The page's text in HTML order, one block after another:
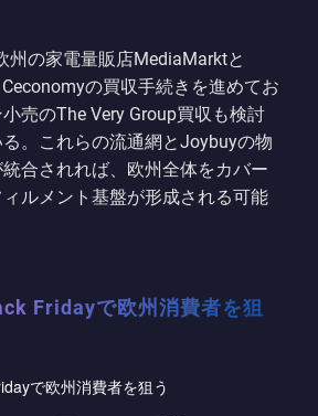
州の家電量販店MediaMarktと
の買収手続きを進めてお
売のThe Very Group買収も検討
。これらの流通網とJoybuyの物
合されれば、欧州全体をカバー
ルメント基盤が形成される可能
Fridayで欧州消費者を狙